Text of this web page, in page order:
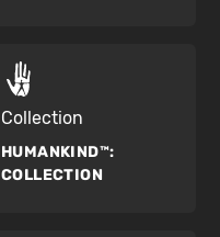
Collection
HUMANKIND™:
COLLECTION